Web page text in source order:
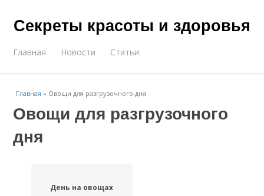
Секреты красоты и здоровья
Главная Новости Статьи
Главная » Овощи для разгрузочного дня
Овощи для разгрузочного
дня
День на овощах